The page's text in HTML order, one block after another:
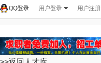
用户登录 用户注册
QQ登录